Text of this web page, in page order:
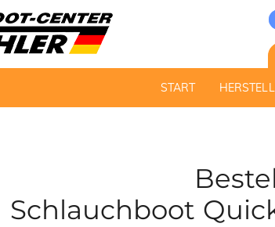
START
Schlauchboot